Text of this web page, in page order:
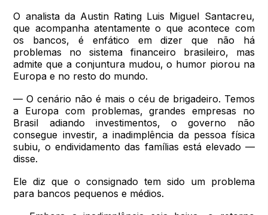
O analista da Austin Rating Luis Miguel Santacreu,
que acompanha atentamente o que acontece com
os bancos, é enfático em dizer que não há
problemas no sistema financeiro brasileiro, mas
admite que a conjuntura mudou, o humor piorou na
Europa e no resto do mundo.
— O cenário não é mais o céu de brigadeiro. Temos
a Europa com problemas, grandes empresas no
Brasil adiando investimentos, o governo não
consegue investir, a inadimplência da pessoa física
subiu, o endividamento das famílias está elevado —
disse.
Ele diz que o consignado tem sido um problema
para bancos pequenos e médios.